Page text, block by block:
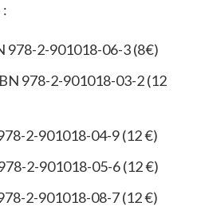
978-2-901018-06-3 (8€)
978-2-901018-03-2 (12
2-901018-04-9 (12 €)
2-901018-05-6 (12 €)
2-901018-08-7 (12 €)